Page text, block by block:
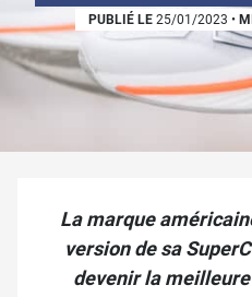
PUBLIÉ LE 25/01/2023 •
La marque
version de sa
devenir la